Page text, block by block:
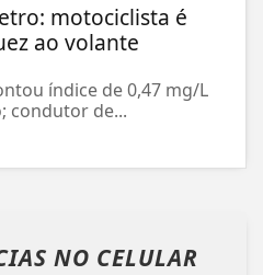
motociclista é
ao volante
índice de 0,47 mg/L
condutor de...
NO CELULAR